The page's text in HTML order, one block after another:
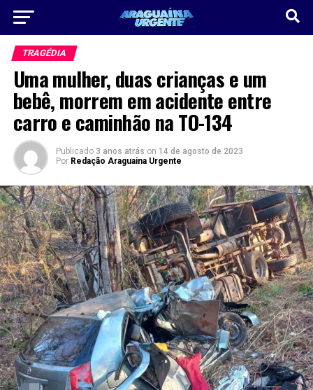
TRAGÉDIA
Uma mulher, duas crianças e um
bebê, morrem em acidente entre
carro e caminhão na TO-134
Publicado 3 anos atrás on 14 de agosto de 2023
Por Redação Araguaina Urgente